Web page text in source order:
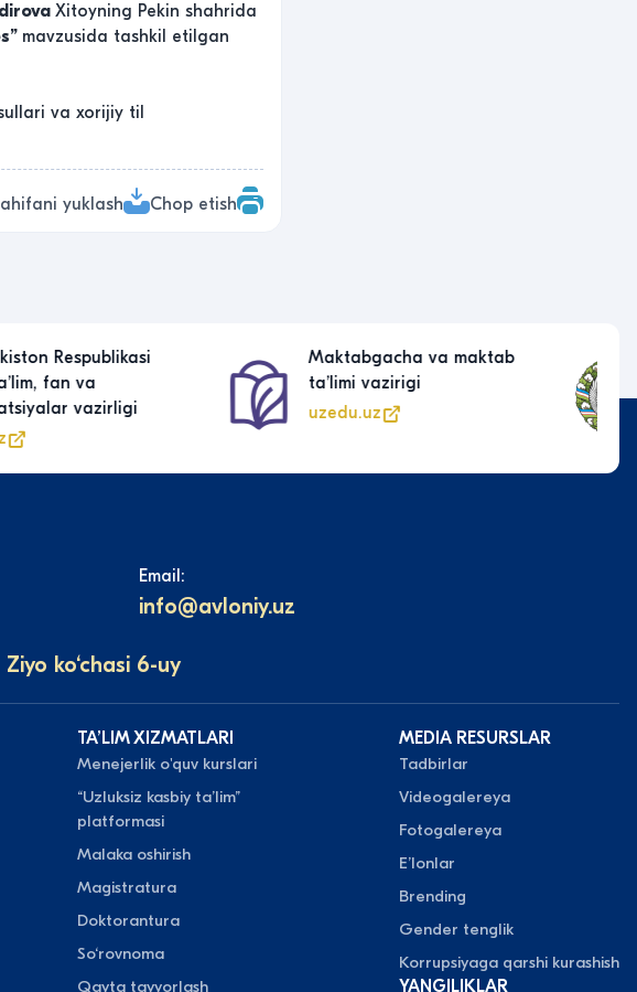
Xitoyning Pekin shahrida
mavzusida tashkil etilgan
va xorijiy til
yuklash Chop etish
Maktabgacha va maktab
taʼlimi vazirigi
uzedu.uz
Oʻzbekiston Respublikasi
Prezidentining rasmiy veb-
sayti
Email:
info@avloniy.uz
ko‘chasi 6-uy
TAʼLIM XIZMATLARI
Menejerlik o'quv kurslari
“Uzluksiz kasbiy taʼlim”
platformasi
Malaka oshirish
Magistratura
Doktorantura
So‘rovnoma
Qayta tayyorlash
MEDIA RESURSLAR
Tadbirlar
Videogalereya
Fotogalereya
Eʼlonlar
Brending
Gender tenglik
Korrupsiyaga qarshi kurashish
YANGILIKLAR